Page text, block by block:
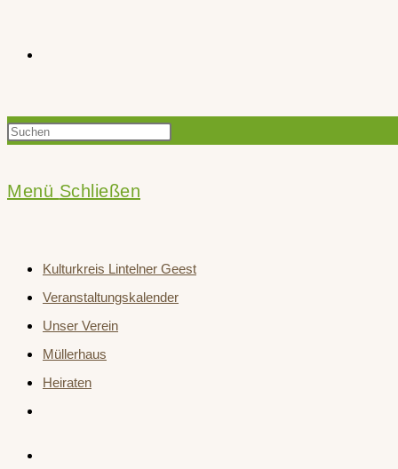
Suche
Press
search
panel.
Menü Schließen
Kulturkreis Lintelner Geest
Veranstaltungskalender
Unser Verein
Müllerhaus
Heiraten